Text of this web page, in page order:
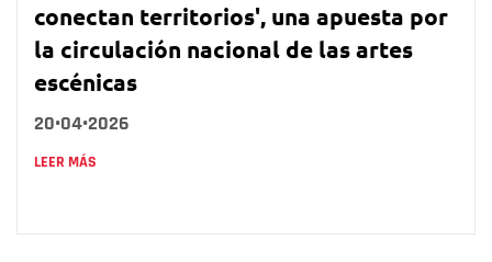
conectan territorios', una apuesta por
la circulación nacional de las artes
escénicas
20•04•2026
LEER MÁS